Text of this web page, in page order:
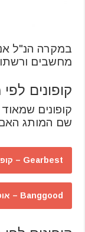
במקרה הנ"ל
מחשבים
קופונים
קופונים
שם המותג האם
Gearbest – קופונים לפי קטגוריה ומותג
Banggood – אוסף של קופונים לפי